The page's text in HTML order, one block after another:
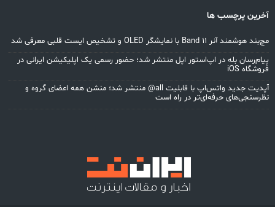
آخرین پرچسب ها
مچ‌بند هوشمند آنر Band 11 با نمایشگر OLED و تشخیص ایست قلبی معرفی شد
پیام‌رسان بله در اپ‌استور اپل منتشر شد؛ حضور رسمی یک اپلیکیشن ایرانی در
فروشگاه iOS
آپدیت جدید واتس‌اپ با قابلیت all@ منتشر شد؛ منشن همه اعضای گروه و
نظرسنجی‌های حرفه‌ای‌تر در راه است